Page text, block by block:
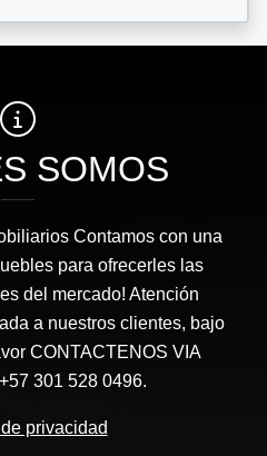
SOMOS
Contamos con una
para ofrecerles las
del mercado! Atención
a nuestros clientes, bajo
CONTACTENOS VIA
301 528 0496.
privacidad